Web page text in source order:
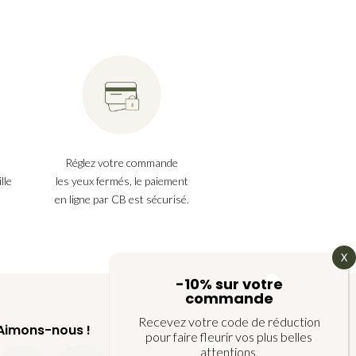
Réglez votre commande
les yeux fermés, le paiement
en ligne par CB est sécurisé.
nous !
-10% sur votre
commande
Recevez votre code de réduction
pour faire fleurir vos plus belles
attentions,